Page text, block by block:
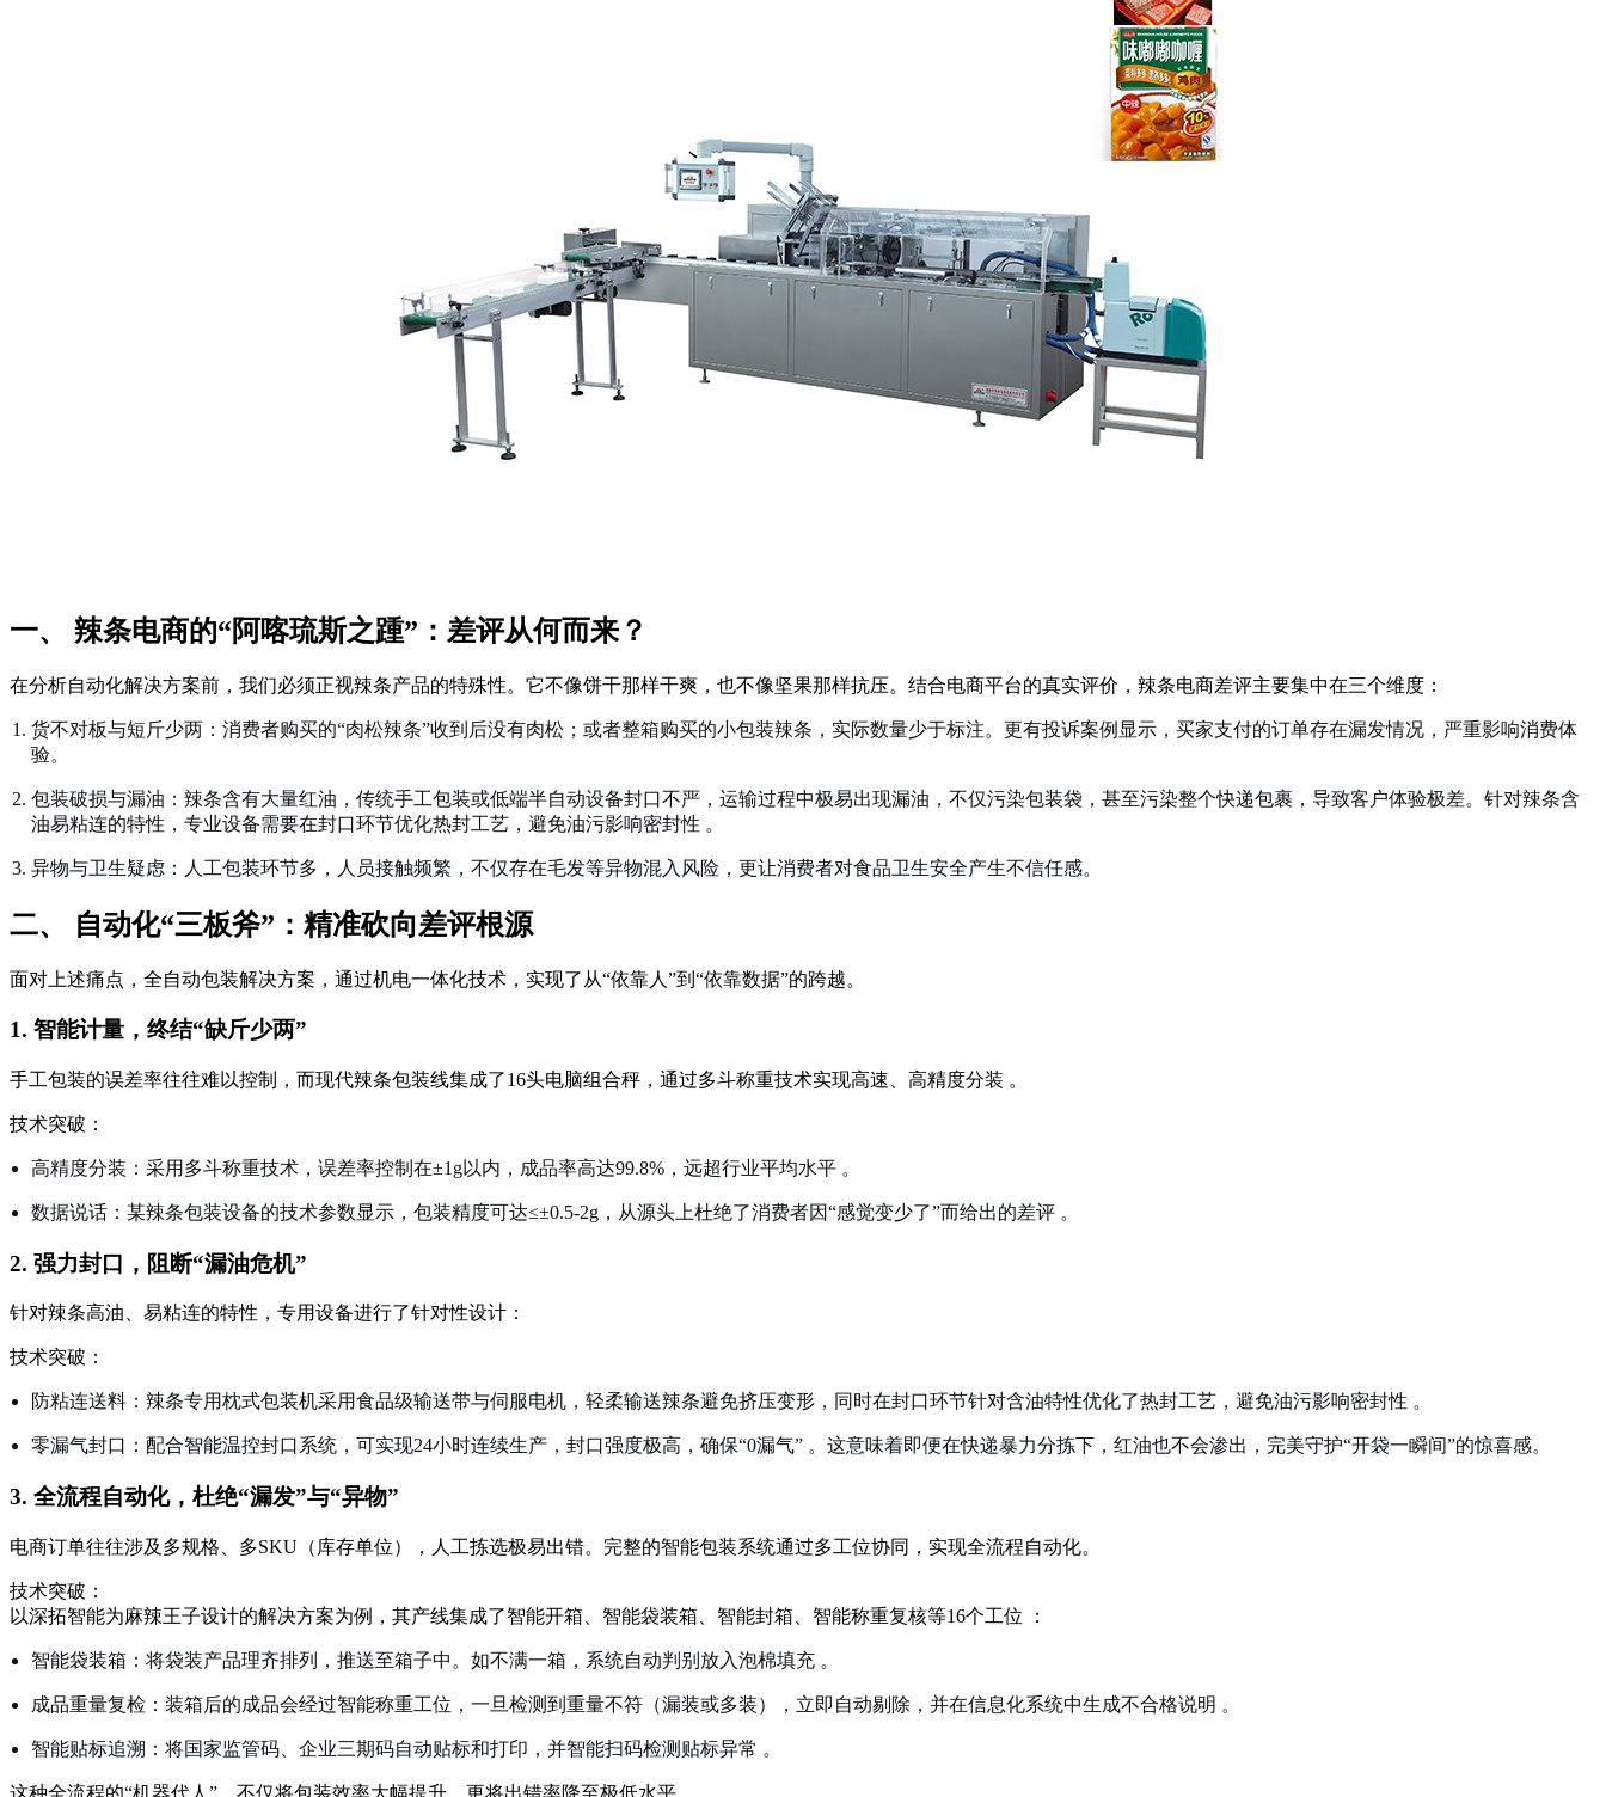
一、 辣条电商的“阿喀琉斯之踵”：差评从何而来？
在分析自动化解决方案前，我们必须正视辣条产品的特殊性。它不像饼干那样干爽，也不像坚果那样抗压。结合电商平台的真实评价，辣条电商差评主要集中在三个维度：
货不对板与短斤少两：消费者购买的“肉松辣条”收到后没有肉松；或者整箱购买的小包装辣条，实际数量少于标注。更有投诉案例显示，买家支付的订单存在漏发情况，严重影响消费体
验。
包装破损与漏油：辣条含有大量红油，传统手工包装或低端半自动设备封口不严，运输过程中极易出现漏油，不仅污染包装袋，甚至污染整个快递包裹，导致客户体验极差。针对辣条含
油易粘连的特性，专业设备需要在封口环节优化热封工艺，避免油污影响密封性 。
异物与卫生疑虑：人工包装环节多，人员接触频繁，不仅存在毛发等异物混入风险，更让消费者对食品卫生安全产生不信任感。
二、 自动化“三板斧”：精准砍向差评根源
面对上述痛点，全自动包装解决方案，通过机电一体化技术，实现了从“依靠人”到“依靠数据”的跨越。
1. 智能计量，终结“缺斤少两”
手工包装的误差率往往难以控制，而现代辣条包装线集成了16头电脑组合秤，通过多斗称重技术实现高速、高精度分装 。
技术突破：
高精度分装：采用多斗称重技术，误差率控制在±1g以内，成品率高达99.8%，远超行业平均水平 。
数据说话：某辣条包装设备的技术参数显示，包装精度可达≤±0.5-2g，从源头上杜绝了消费者因“感觉变少了”而给出的差评 。
2. 强力封口，阻断“漏油危机”
针对辣条高油、易粘连的特性，专用设备进行了针对性设计：
技术突破：
防粘连送料：辣条专用枕式包装机采用食品级输送带与伺服电机，轻柔输送辣条避免挤压变形，同时在封口环节针对含油特性优化了热封工艺，避免油污影响密封性 。
零漏气封口：配合智能温控封口系统，可实现24小时连续生产，封口强度极高，确保“0漏气” 。这意味着即便在快递暴力分拣下，红油也不会渗出，完美守护“开袋一瞬间”的惊喜感。
3. 全流程自动化，杜绝“漏发”与“异物”
电商订单往往涉及多规格、多SKU（库存单位），人工拣选极易出错。完整的智能包装系统通过多工位协同，实现全流程自动化。
技术突破：
以深拓智能为麻辣王子设计的解决方案为例，其产线集成了智能开箱、智能袋装箱、智能封箱、智能称重复核等16个工位
：
智能袋装箱：将袋装产品理齐排列，推送至箱子中。如不满一箱，系统自动判别放入泡棉填充 。
成品重量复检：装箱后的成品会经过智能称重工位，一旦检测到重量不符（漏装或多装），立即自动剔除，并在信息化系统中生成不合格说明 。
智能贴标追溯：将国家监管码、企业三期码自动贴标和打印，并智能扫码检测贴标异常 。
这种全流程的“机器代人”，不仅将包装效率大幅提升，更将出错率降至极低水平。